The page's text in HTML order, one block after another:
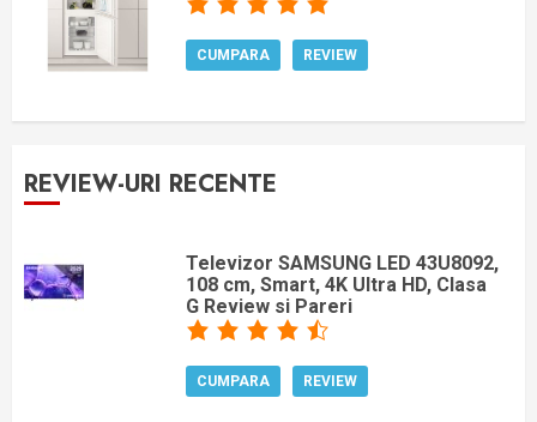
CUMPARA REVIEW
REVIEW-URI RECENTE
Televizor SAMSUNG LED 43U8092,
108 cm, Smart, 4K Ultra HD, Clasa
G Review si Pareri
CUMPARA REVIEW